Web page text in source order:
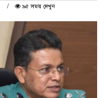
৯৫ সময় দেখুন